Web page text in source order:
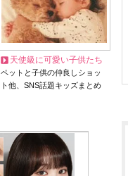
天使級に可愛い子供たち
ペットと子供の仲良しショッ
ト他、SNS話題キッズまとめ